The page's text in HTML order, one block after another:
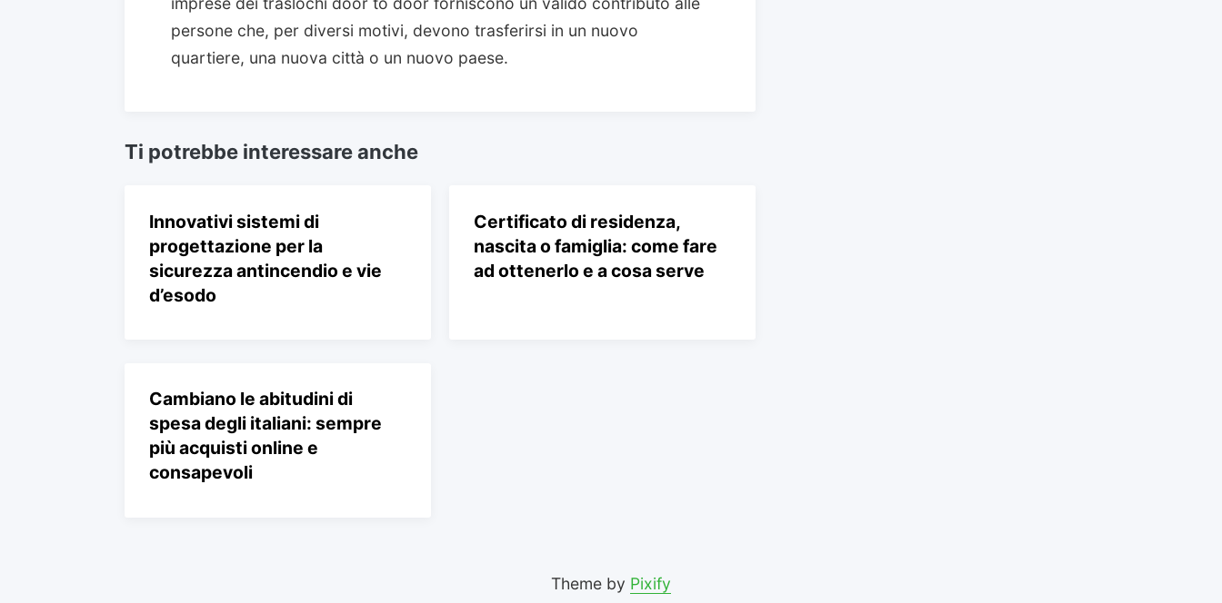
persone che, per diversi motivi, devono trasferirsi in un nuovo
quartiere, una nuova città o un nuovo paese.
Ti potrebbe interessare anche
Innovativi sistemi di
progettazione per la
sicurezza antincendio e vie
d’esodo
Certificato di residenza,
nascita o famiglia: come fare
ad ottenerlo e a cosa serve
Cambiano le abitudini di
spesa degli italiani: sempre
più acquisti online e
consapevoli
Theme by Pixify